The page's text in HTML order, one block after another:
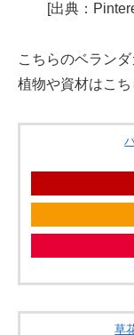
[出典：
こちらのベラン
植物や資材はこち
草